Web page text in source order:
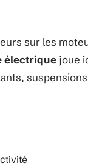
sur les
électrique joue